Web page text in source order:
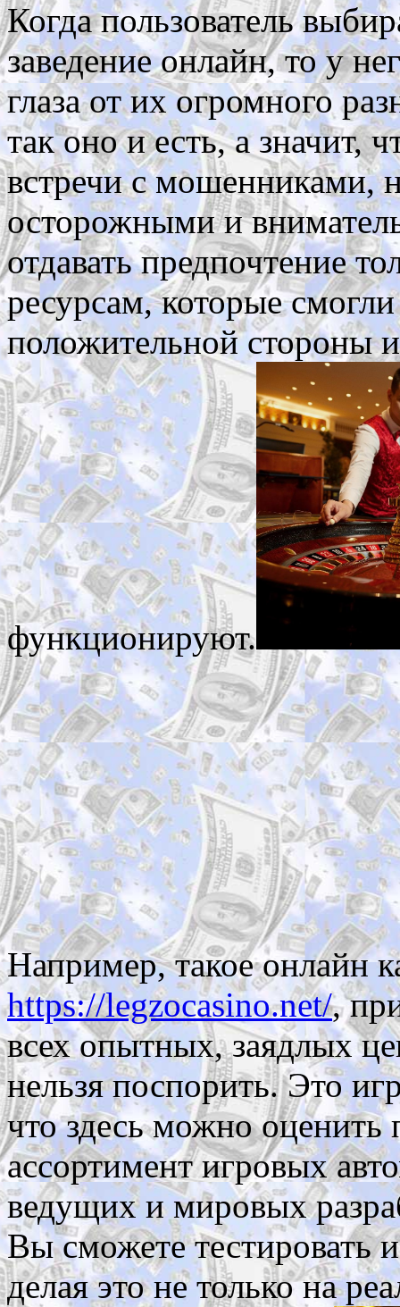
Когда пользователь
заведение онлайн, то у
глаза от их огромного
так оно и есть, а значит,
встречи с мошенниками,
осторожными и
отдавать предпочтение
ресурсам, которые
положительной стороны
функционируют.
Например, такое онлайн
https://legzocasino.net/,
всех опытных, заядлых
нельзя поспорить. Это
что здесь можно
ассортимент игровых
ведущих и мировых
Вы сможете тестировать
делая это не только на